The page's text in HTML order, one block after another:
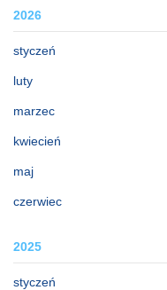
2026
styczeń
luty
marzec
kwiecień
maj
czerwiec
2025
styczeń